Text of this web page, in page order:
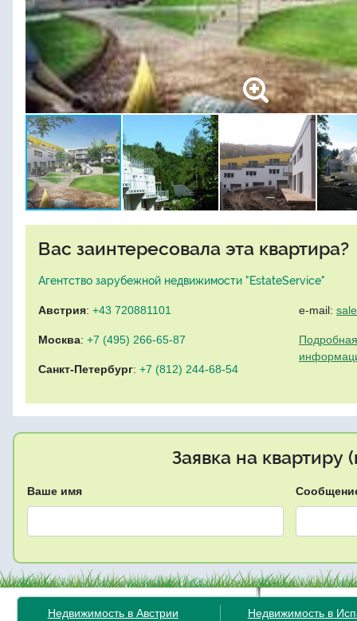
Вас заинтересовала эта квартира?
Агентство зарубежной недвижимости "EstateService"
Австрия: +43 720881101
Москва: +7 (495) 266-65-87
Санкт-Петербург: +7 (812) 244-68-54
e-mail:
Заявка на квартиру
Ваше имя
Недвижимость в Австрии
Недвижимость в